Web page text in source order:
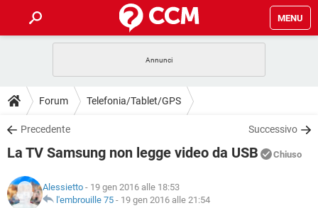
MENU
INTRATTENIMENTO ANDROID
iOS
INSTAGRAM WHATSAPP
TIKTOK
HARDWARE
GUIDE
COVID-19 GAMING
INSTAGRAM WHATSAPP
DOWNLOAD
COVID-19 GAMING
INTRATTENIMENTO
iOS WINDOWS 10
COVID-19 GAMING
GLOSSARIO
Forum Telefonia/Tablet/GPS
Precedente Successivo
La TV Samsung non legge video da USB Chiuso
Alessietto - 19 gen 2016 alle 18:53
l'embrouille 75 - 19 gen 2016 alle 21:54